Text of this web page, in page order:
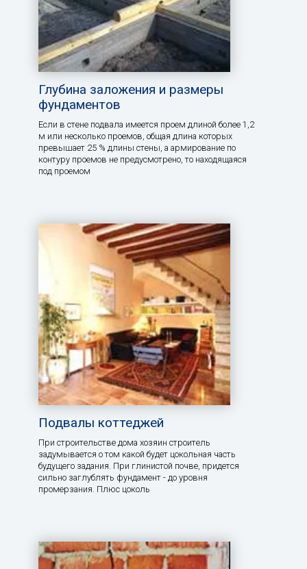
Глубина заложения и размеры
фундаментов
Если в стене подвала имеется проем длиной более 1,2
м или несколько проемов, общая длина которых
превышает 25 % длины стены, а армирование по
контуру проемов не предусмотрено, то находящаяся
под проемом
Подвалы коттеджей
При строительстве дома хозяин строитель
задумывается о том какой будет цокольная часть
будущего задания. При глинистой почве, придется
сильно заглублять фундамент - до уровня
промерзания. Плюс цоколь